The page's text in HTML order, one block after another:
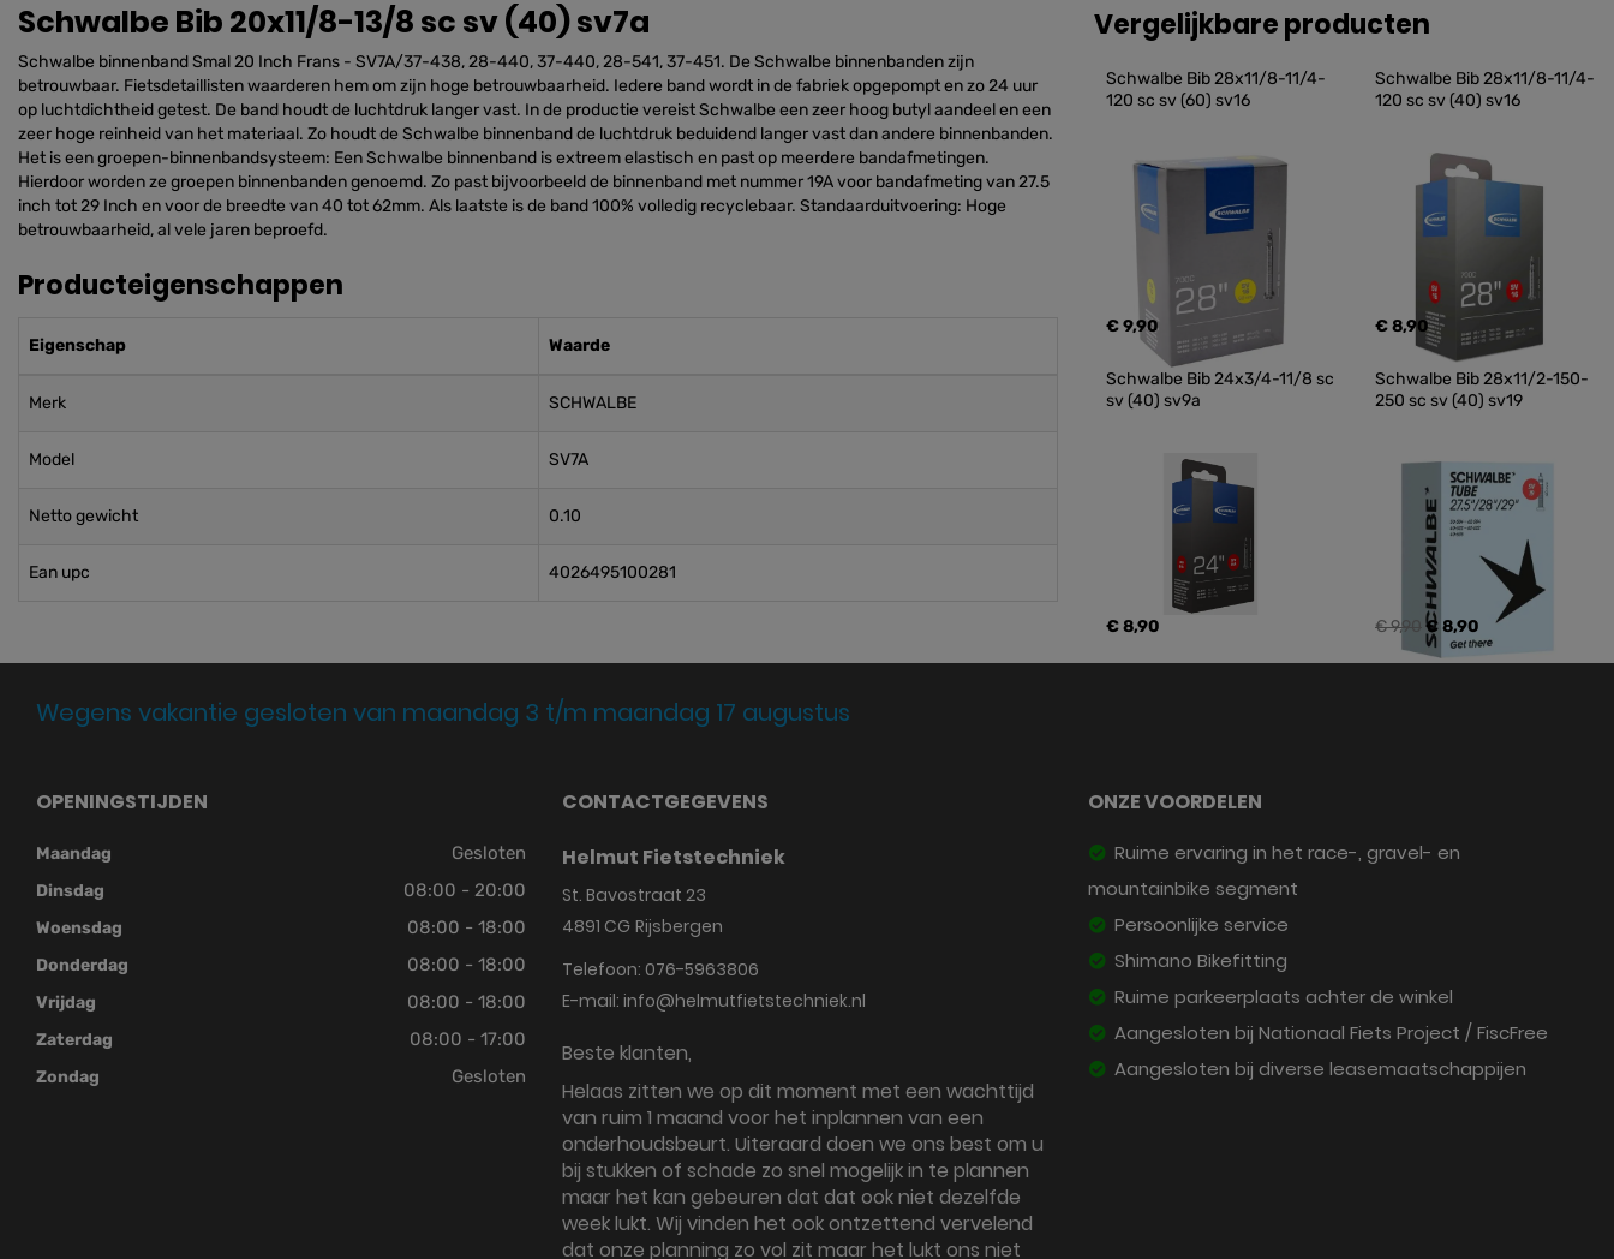
Schwalbe Bib 20x11/8-13/8 sc sv (40) sv7a
Schwalbe binnenband Smal 20 Inch Frans - SV7A/37-438, 28-440, 37-440, 28-541, 37-451. De Schwalbe binnenbanden zijn
betrouwbaar. Fietsdetaillisten waarderen hem om zijn hoge betrouwbaarheid. Iedere band wordt in de fabriek opgepompt en zo 24 uur
op luchtdichtheid getest. De band houdt de luchtdruk langer vast. In de productie vereist Schwalbe een zeer hoog butyl aandeel en een
zeer hoge reinheid van het materiaal. Zo houdt de Schwalbe binnenband de luchtdruk beduidend langer vast dan andere binnenbanden.
Het is een groepen-binnenbandsysteem: Een Schwalbe binnenband is extreem elastisch en past op meerdere bandafmetingen.
Hierdoor worden ze groepen binnenbanden genoemd. Zo past bijvoorbeeld de binnenband met nummer 19A voor bandafmeting van 27.5
inch tot 29 Inch en voor de breedte van 40 tot 62mm. Als laatste is de band 100% volledig recyclebaar. Standaarduitvoering: Hoge
betrouwbaarheid, al vele jaren beproefd.
Producteigenschappen
Eigenschap Waarde
Merk SCHWALBE
Model SV7A
Netto gewicht 0.10
Ean upc 4026495100281
Vergelijkbare producten
Schwalbe Bib 28x11/8-11/4-
120 sc sv (60) sv16
€ 9,90
Schwalbe Bib 28x11/8-11/4-
120 sc sv (40) sv16
€ 8,90
Schwalbe Bib 24x3/4-11/8 sc
sv (40) sv9a
€ 8,90
Schwalbe Bib 28x11/2-150-
250 sc sv (40) sv19
€ 9,90 € 8,90
Wegens vakantie gesloten van maandag 3 t/m maandag 17 augustus
OPENINGSTIJDEN
Maandag Gesloten
Dinsdag 08:00 - 20:00
Woensdag 08:00 - 18:00
Donderdag 08:00 - 18:00
Vrijdag 08:00 - 18:00
Zaterdag 08:00 - 17:00
Zondag Gesloten
CONTACTGEGEVENS
Helmut Fietstechniek
St. Bavostraat 23
4891 CG Rijsbergen
Telefoon: 076-5963806
E-mail: info@helmutfietstechniek.nl
Beste klanten,
Helaas zitten we op dit moment met een wachttijd
van ruim 1 maand voor het inplannen van een
onderhoudsbeurt. Uiteraard doen we ons best om u
bij stukken of schade zo snel mogelijk in te plannen
maar het kan gebeuren dat dat ook niet dezelfde
week lukt. Wij vinden het ook ontzettend vervelend
dat onze planning zo vol zit maar het lukt ons niet
ONZE VOORDELEN
Ruime ervaring in het race-, gravel- en
mountainbike segment
Persoonlijke service
Shimano Bikefitting
Ruime parkeerplaats achter de winkel
Aangesloten bij Nationaal Fiets Project / FiscFree
Aangesloten bij diverse leasemaatschappijen